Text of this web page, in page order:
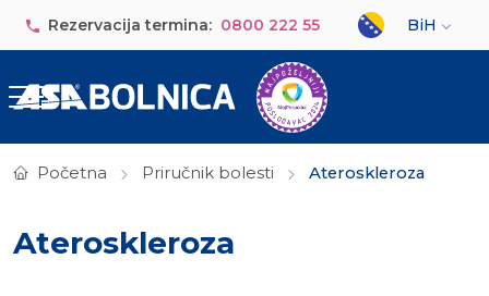
Rezervacija termina: 0800 222 55
Select your
BiH
Početna Priručnik bolesti Ateroskleroza
Ateroskleroza